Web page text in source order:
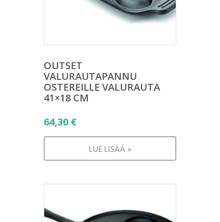
OUTSET
VALURAUTAPANNU
OSTEREILLE VALURAUTA
41×18 CM
64,30 €
LUE LISÄÄ »